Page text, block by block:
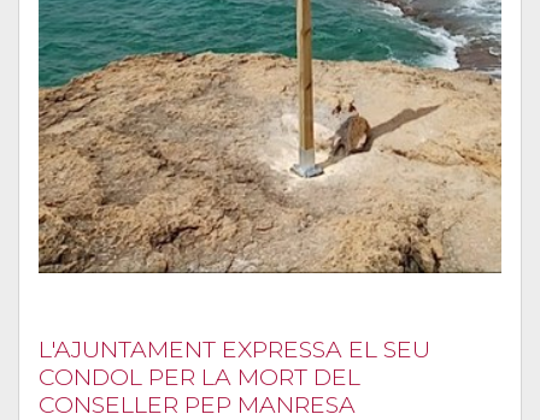
L'AJUNTAMENT EXPRESSA EL SEU
CONDOL PER LA MORT DEL
CONSELLER PEP MANRESA